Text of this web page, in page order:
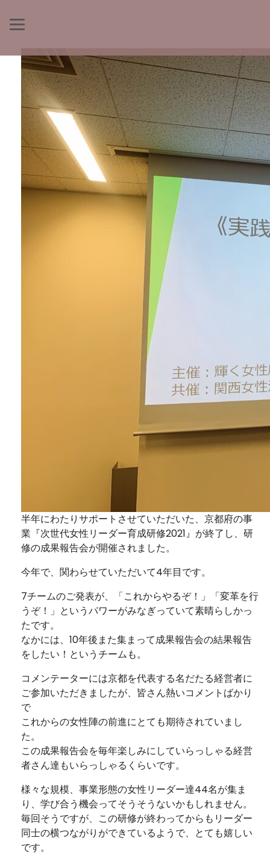
半年にわたりサポートさせていただいた、京都府の事
業『次世代女性リーダー育成研修2021』が終了し、研
修の成果報告会が開催されました。
今年で、関わらせていただいて4年目です。
7チームのご発表が、「これからやるぞ！」「変革を行
うぞ！」というパワーがみなぎっていて素晴らしかっ
たです。
なかには、10年後また集まって成果報告会の結果報告
をしたい！というチームも。
コメンテーターには京都を代表する名だたる経営者に
ご参加いただきましたが、皆さん熱いコメントばかり
で
これからの女性陣の前進にとても期待されていまし
た。
この成果報告会を毎年楽しみにしていらっしゃる経営
者さん達もいらっしゃるくらいです。
様々な規模、事業形態の女性リーダー達44名が集ま
り、学び合う機会ってそうそうないかもしれません。
毎回そうですが、この研修が終わってからもリーダー
同士の横つながりができているようで、とても嬉しい
です。